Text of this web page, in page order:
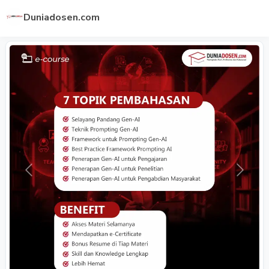
Duniadosen.com
Previous Next